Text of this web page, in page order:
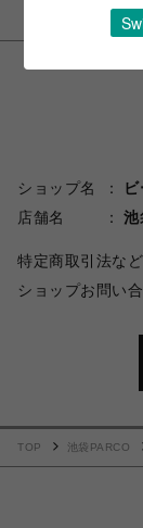
ショップ名
店舗名
池
特定商取引法な
ショップお問い
TOP 池袋PARCO